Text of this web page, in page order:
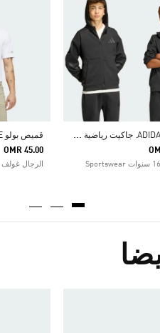
A
DIDAS Z.N.E. جاكيت رياضية FULL-ZIP HOODED
OMR 45.00
الرجال غولف